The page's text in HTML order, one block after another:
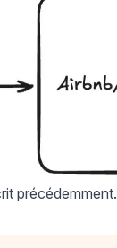
précédemment.